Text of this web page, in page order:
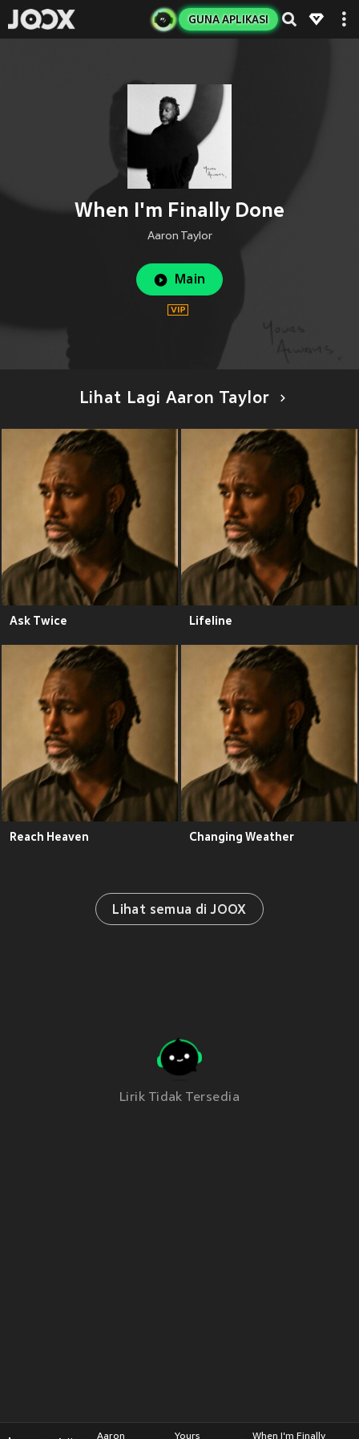
GUNA APLIKASI
When I'm Finally Done
Aaron Taylor
Main
Lihat Lagi Aaron Taylor
Ask Twice Lifeline
Reach Heaven Changing Weather
Lihat semua di JOOX
Lirik Tidak Tersedia
Aaron Yours When I'm Finally